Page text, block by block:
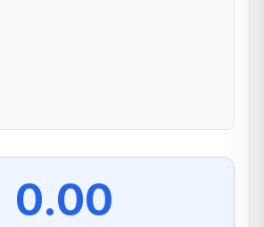
0.00